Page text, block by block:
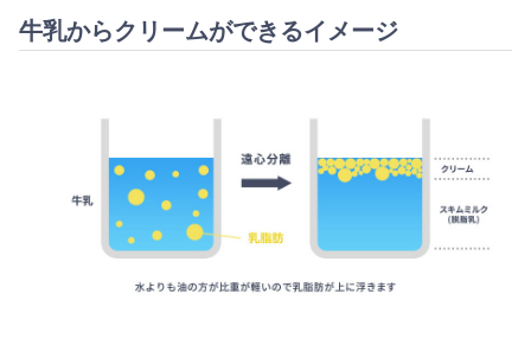
牛乳からクリームができるイメージ